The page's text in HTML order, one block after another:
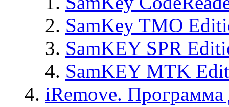
SamKey TMO
SamKEY SPR
SamKEY MTK
iRemove. Программа